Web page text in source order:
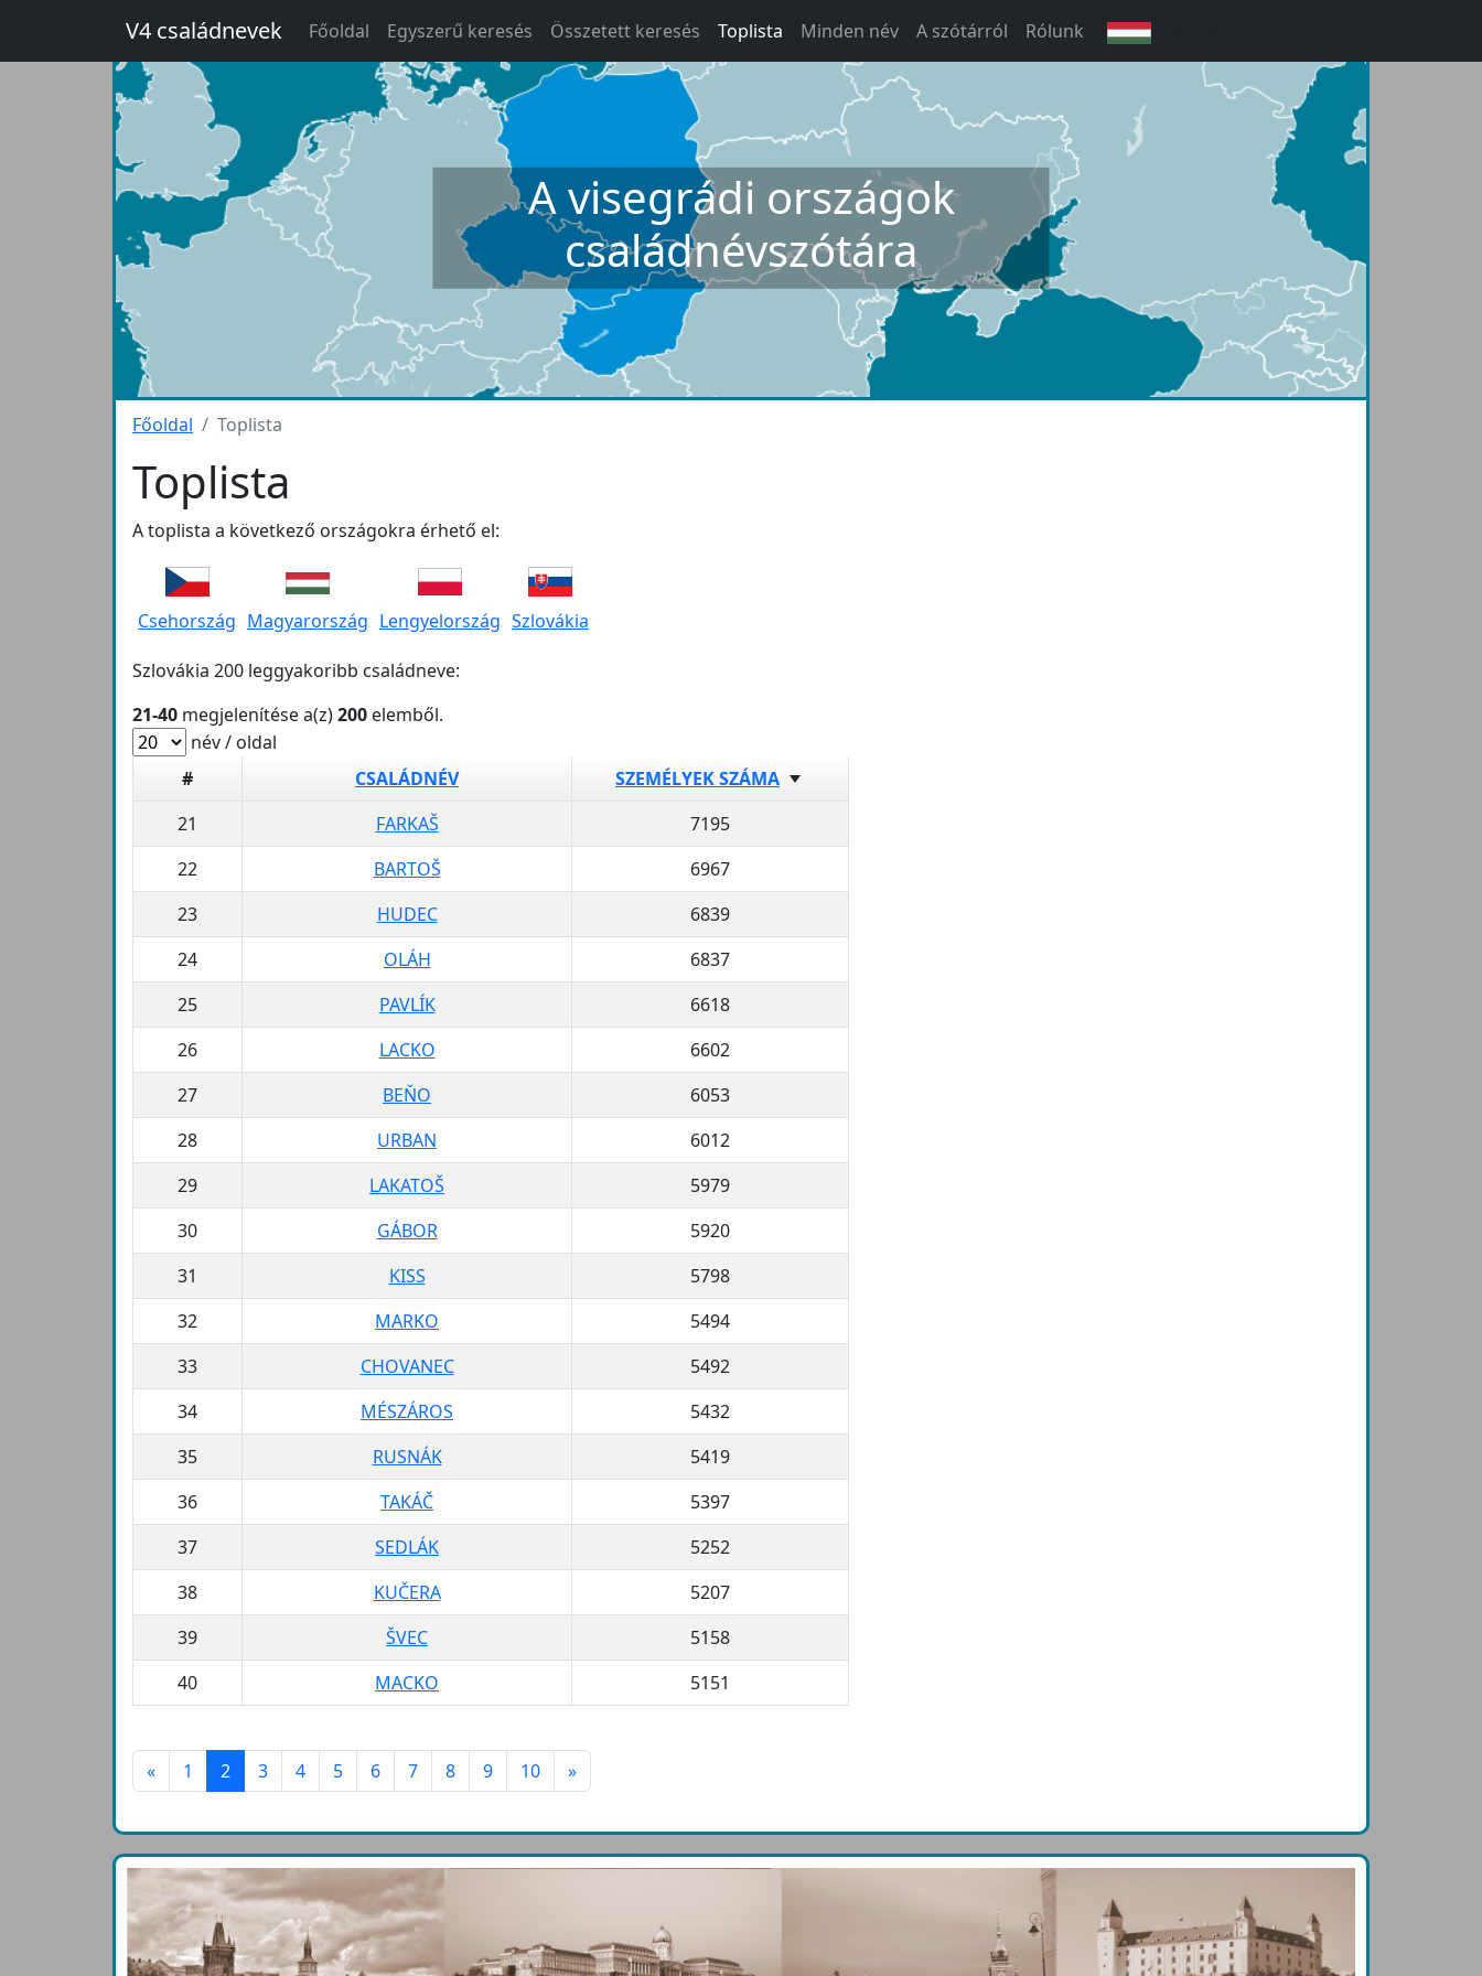
V4 családnevek Főoldal Egyszerű keresés Összetett keresés Toplista Minden név A szótárról Rólunk
A visegrádi országok
családnévszótára
Főoldal Toplista
Toplista
A toplista a következő országokra érhető el:
Csehország Magyarország Lengyelország Szlovákia
Szlovákia 200 leggyakoribb családneve:
21-40 megjelenítése a(z)200 elemből.
név / oldal
#
CSALÁDNÉV
SZEMÉLYEK SZÁMA
21
FARKAŠ
7195
22
BARTOŠ
6967
23
HUDEC
6839
24
OLÁH
6837
25
PAVLÍK
6618
26
LACKO
6602
27
BEŇO
6053
28
URBAN
6012
29
LAKATOŠ
5979
30
GÁBOR
5920
31
KISS
5798
32
MARKO
5494
33
CHOVANEC
5492
34
MÉSZÁROS
5432
35
RUSNÁK
5419
36
TAKÁČ
5397
37
SEDLÁK
5252
38
KUČERA
5207
39
ŠVEC
5158
40
MACKO 5151
« 1 2 3 4 5 6 7 8 9 10 »